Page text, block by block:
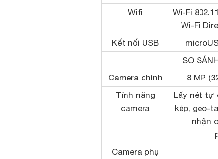
Wifi
Wi-Fi
Wi-Fi
Kết nối USB
SO
Camera chính
8 MP
Tính năng
camera
Lấy nét tự
kép, geo-
nhận
Camera phụ